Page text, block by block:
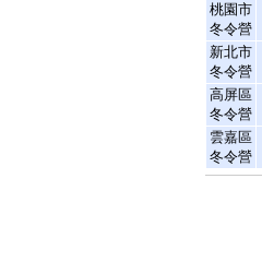
桃園市
冬令營
新北市
冬令營
高屏區
冬令營
雲嘉區
冬令營